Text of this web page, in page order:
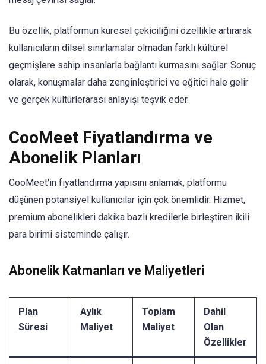
Bu özellik, platformun küresel çekiciliğini özellikle artırarak
kullanıcıların dilsel sınırlamalar olmadan farklı kültürel
geçmişlere sahip insanlarla bağlantı kurmasını sağlar. Sonuç
olarak, konuşmalar daha zenginleştirici ve eğitici hale gelir
ve gerçek kültürlerarası anlayışı teşvik eder.
CooMeet Fiyatlandırma ve
Abonelik Planları
CooMeet'in fiyatlandırma yapısını anlamak, platformu
düşünen potansiyel kullanıcılar için çok önemlidir. Hizmet,
premium abonelikleri dakika bazlı kredilerle birleştiren ikili
para birimi sisteminde çalışır.
Abonelik Katmanları ve Maliyetleri
Plan
Süresi
Aylık
Maliyet
Toplam
Maliyet
Dahil
Olan
Özellikler